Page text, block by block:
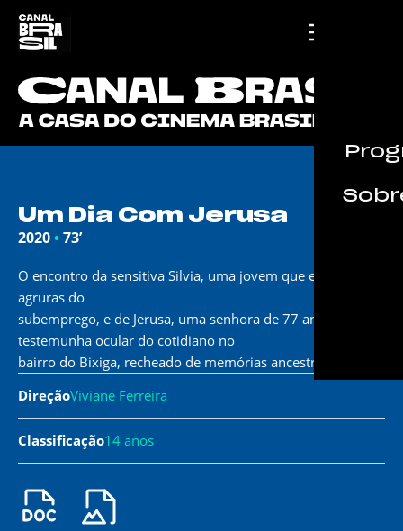
Um Dia Com Jerusa
2020•73’
O encontro da sensitiva Silvia, uma jovem que enfrenta as
agruras do
subemprego, e de Jerusa, uma senhora de 77 anos,
testemunha ocular do cotidiano no
bairro do Bixiga, recheado de memórias ancestrais.
DireçãoViviane Ferreira
Classificação14 anos